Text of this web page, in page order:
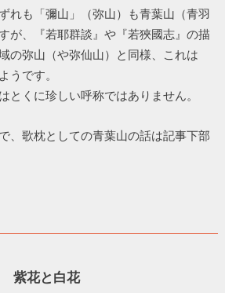
れも「彌山」（弥山）も青葉山（青羽
が、『若耶群談』や『若狹國志』の描
の弥山（や弥仙山）と同様、これは
うです。
とくに珍しい呼称ではありません。
、歌枕としての青葉山の話は記事下部
紫花と白花